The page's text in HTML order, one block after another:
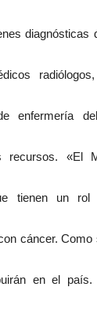
diagnósticas
enfermería
recursos. «El
tienen un rol
cáncer.
en el